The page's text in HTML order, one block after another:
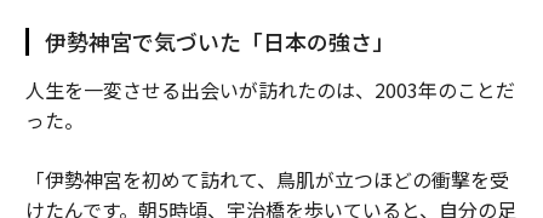
伊勢神宮で気づいた「日本の強さ」
人生を一変させる出会いが訪れたのは、2003年のことだ
った。
「伊勢神宮を初めて訪れて、鳥肌が立つほどの衝撃を受
けたんです。朝5時頃、宇治橋を歩いていると、自分の足